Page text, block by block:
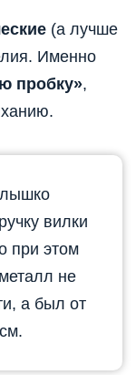
(а лучше
Именно
пробку»,
вилки
при этом
не
а был от